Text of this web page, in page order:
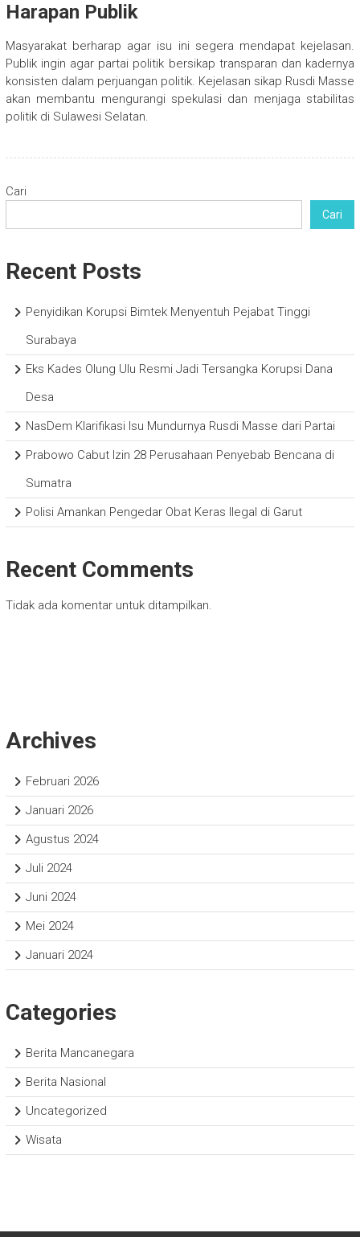
Harapan Publik
Masyarakat berharap agar isu ini segera mendapat kejelasan.
Publik ingin agar partai politik bersikap transparan dan kadernya
konsisten dalam perjuangan politik. Kejelasan sikap Rusdi Masse
akan membantu mengurangi spekulasi dan menjaga stabilitas
politik di Sulawesi Selatan.
Cari
Cari
Recent Posts
Penyidikan Korupsi Bimtek Menyentuh Pejabat Tinggi
Surabaya
Eks Kades Olung Ulu Resmi Jadi Tersangka Korupsi Dana
Desa
NasDem Klarifikasi Isu Mundurnya Rusdi Masse dari Partai
Prabowo Cabut Izin 28 Perusahaan Penyebab Bencana di
Sumatra
Polisi Amankan Pengedar Obat Keras Ilegal di Garut
Recent Comments
Tidak ada komentar untuk ditampilkan.
Archives
Februari 2026
Januari 2026
Agustus 2024
Juli 2024
Juni 2024
Mei 2024
Januari 2024
Categories
Berita Mancanegara
Berita Nasional
Uncategorized
Wisata